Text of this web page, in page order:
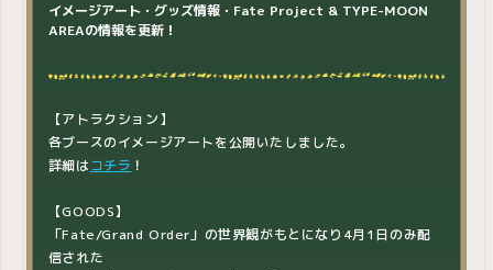
イメージアート・グッズ情報・Fate Project & TYPE-MOON
AREAの情報を更新！
【アトラクション】
各ブースのイメージアートを公開いたしました。
詳細はコチラ ！
【GOODS】
「Fate/Grand Order」の世界観がもとになり4月1日のみ配
信された